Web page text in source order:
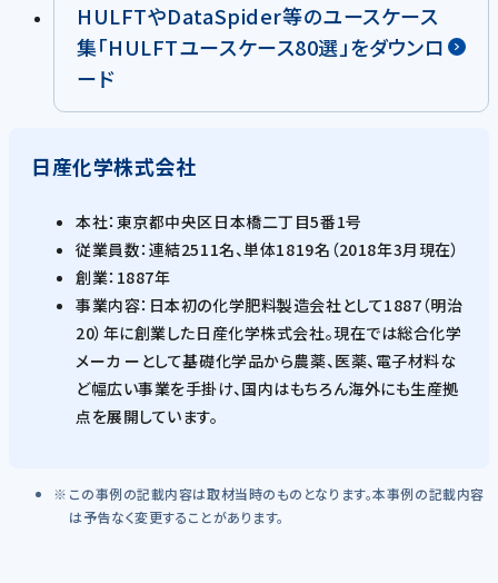
HULFTやDataSpider等のユースケース
集「HULFTユースケース80選」をダウンロ
ード
日産化学株式会社
本社：東京都中央区日本橋二丁目5番1号
従業員数：連結2511名、単体1819名（2018年3月現在）
創業：1887年
事業内容：日本初の化学肥料製造会社として1887（明治
20）年に創業した日産化学株式会社。現在では総合化学
メーカ ーとして基礎化学品から農薬、医薬、電子材料な
ど幅広い事業を手掛け、国内はもちろん海外にも生産拠
点を展開しています。
この事例の記載内容は取材当時のものとなります。本事例の記載内容
は予告なく変更することがあります。